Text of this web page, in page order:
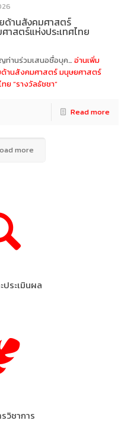
ด้านสังคมศาสตร์
าสตร์แห่งประเทศไทย
ท่านร่วมเสนอชื่อบุค…อ่านเพิ่ม
ด้านสังคมศาสตร์ มนุษยศาสตร์
ย “รางวัลธัชชา”
Read more
more
ประเมินผล
วิชาการ